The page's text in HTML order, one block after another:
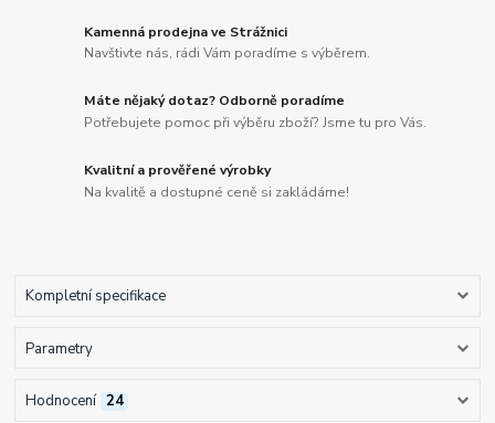
Kamenná prodejna ve Strážnici
Navštivte nás, rádi Vám poradíme s výběrem.
Máte nějaký dotaz? Odborně poradíme
Potřebujete pomoc při výběru zboží? Jsme tu pro Vás.
Kvalitní a prověřené výrobky
Na kvalitě a dostupné ceně si zakládáme!
Kompletní specifikace
Parametry
Hodnocení 24